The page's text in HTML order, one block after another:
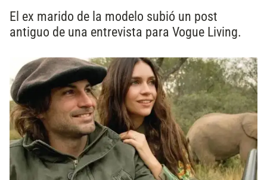
El ex marido de la modelo subió un post
antiguo de una entrevista para Vogue Living.